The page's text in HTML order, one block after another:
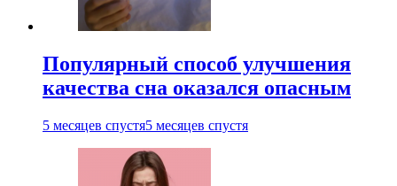
Популярный способ улучшения
качества сна оказался опасным
5 месяцев спустя5 месяцев спустя